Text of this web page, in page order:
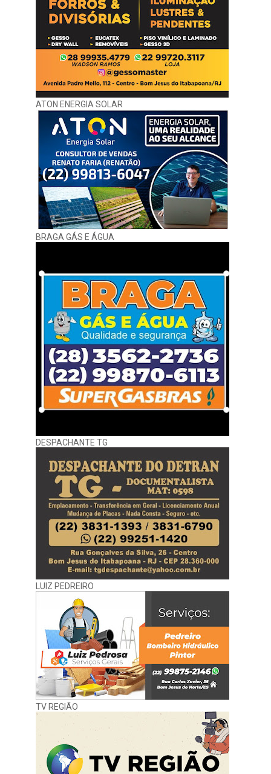
ATON ENERGIA SOLAR
BRAGA GÁS E ÁGUA
DESPACHANTE TG
LUIZ PEDREIRO
TV REGIÃO